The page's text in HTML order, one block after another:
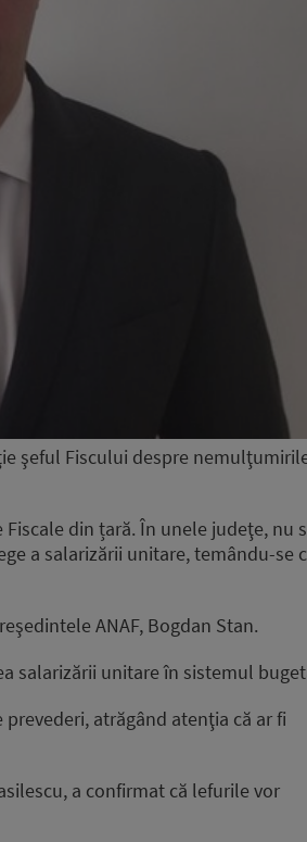
şeful Fiscului despre
din țară. În unele judeţe, nu
a salarizării unitare, temându-se
ANAF, Bogdan Stan.
salarizării unitare în sistemul
atrăgând atenţia că ar fi
a confirmat că lefurile vor